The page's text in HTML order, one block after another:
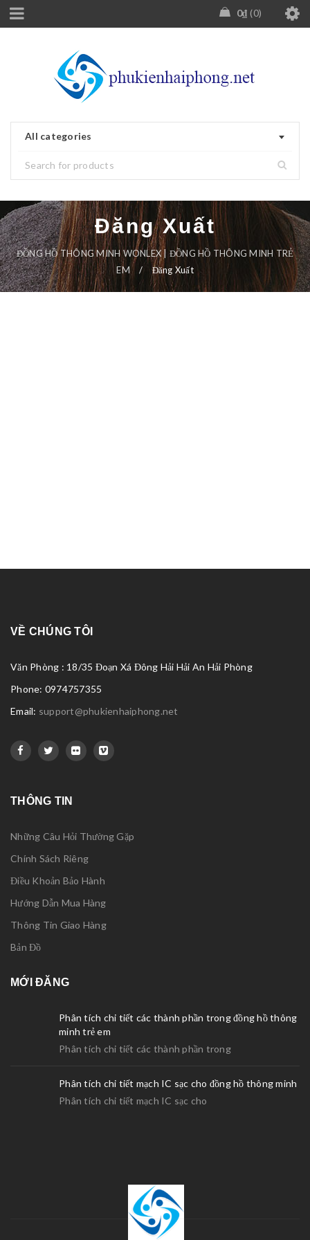
0₫ 0
All categories
Đăng Xuất
ĐỒNG HỒ THÔNG MINH WONLEX | ĐỒNG HỒ THÔNG MINH TRẺ
EM
/ Đăng Xuất
VỀ CHÚNG TÔI
Văn Phòng : 18/35 Đoạn Xá Đông Hải Hải An Hải Phòng
Phone: 0974757355
Email: support@phukienhaiphong.net
THÔNG TIN
Những Câu Hỏi Thường Gặp
Chính Sách Riêng
Điều Khoản Bảo Hành
Hướng Dẫn Mua Hàng
Thông Tin Giao Hàng
Bản Đồ
MỚI ĐĂNG
Phân tích chi tiết các thành phần trong đồng hồ thông
minh trẻ em
Phân tích chi tiết các thành phần trong
Phân tích chi tiết mạch IC sạc cho đồng hồ thông minh
Phân tích chi tiết mạch IC sạc cho